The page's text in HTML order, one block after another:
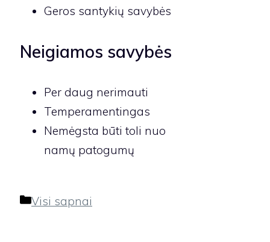
Geros santykių savybės
Neigiamos savybės
Per daug nerimauti
Temperamentingas
Nemėgsta būti toli nuo
namų patogumų
Kategorijos
Visi sapnai